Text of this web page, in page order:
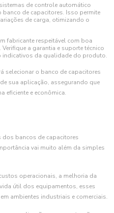
de controle automático
banco de capacitores. Isso permite
de carga, otimizando o
fabricante respeitável com boa
a garantia e suporte técnico
indicativos da qualidade do produto.
selecionar o banco de capacitores
sua aplicação, assegurando que
eficiente e econômica.
bancos de capacitores
vai muito além da simples
operacionais, a melhoria da
útil dos equipamentos, esses
ambientes industriais e comerciais.